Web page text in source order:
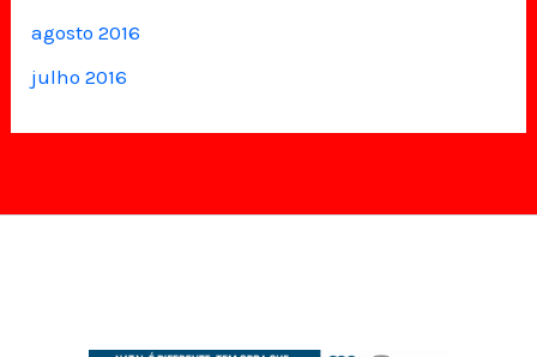
agosto 2016
julho 2016